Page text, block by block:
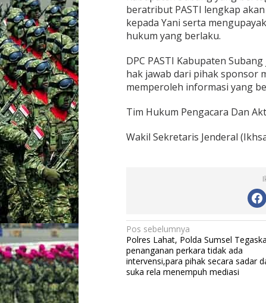
a
B
e
i
k
n
e
d
a
n
u
k
u
m
beratribut PASTI lengkap
kepada Yani serta
hukum yang berlaku.
DPC PASTI Kabupaten
hak jawab dari pihak sponsor
memperoleh informasi yang
Tim Hukum Pengacara Dan
Wakil Sekretaris Jenderal
N
a
v
Pos sebelumnya
Polres Lahat, Polda Sumsel
penanganan perkara tidak ada
intervensi,para pihak secara sadar
suka rela menempuh mediasi